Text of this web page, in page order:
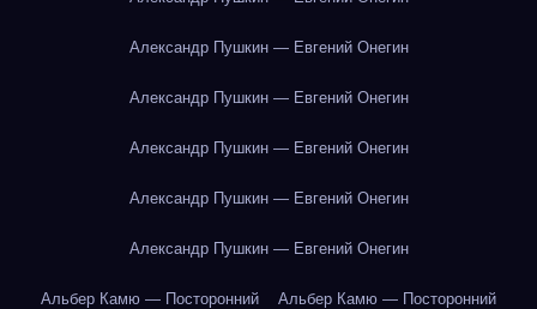
Александр Пушкин — Евгений Онегин
Александр Пушкин — Евгений Онегин
Александр Пушкин — Евгений Онегин
Александр Пушкин — Евгений Онегин
Александр Пушкин — Евгений Онегин
Альбер Камю — Посторонний Альбер Камю — Посторонний